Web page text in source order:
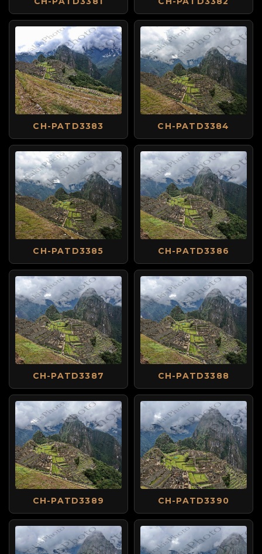
CH-PATD3383 CH-PATD3384
CH-PATD3385 CH-PATD3386
CH-PATD3387 CH-PATD3388
CH-PATD3389 CH-PATD3390